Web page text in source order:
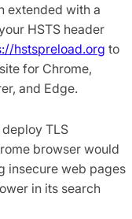
extended with a
HSTS header
hstspreload.org to
for Chrome,
and Edge.
TLS
browser would
insecure web pages
in its search